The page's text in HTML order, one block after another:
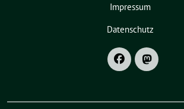
Impressum
Datenschutz